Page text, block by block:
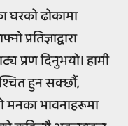
घरको ढोकामा
प्रण दिनुभयो। हामी
हुन सक्छौं,
भावनाहरूमा